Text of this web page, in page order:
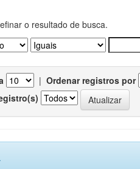
o resultado de busca.
| Ordenar registros por